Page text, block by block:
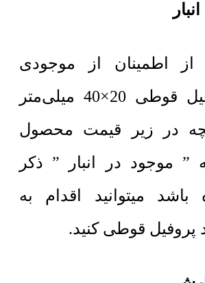
اطمینان از موجودی
پروفیل قوطی 20×40 میلی‌متر
در زیر قیمت محصول
” موجود در انبار ” ذکر
میتوانید اقدام به
پروفیل قوطی کنید.